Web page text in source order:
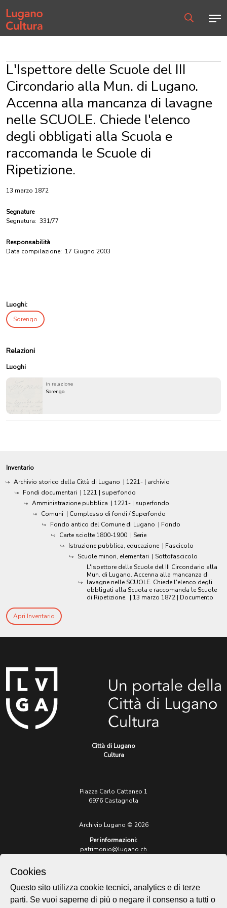
Home page
L'Ispettore delle Scuole del III
Circondario alla Mun. di Lugano.
Accenna alla mancanza di lavagne
nelle SCUOLE. Chiede l'elenco
degli obbligati alla Scuola e
raccomanda le Scuole di
Ripetizione.
13 marzo 1872
Segnature
Segnatura: 331/77
Responsabilità
Data compilazione: 17 Giugno 2003
Luoghi:
Sorengo
Relazioni
Luoghi
in relazione
Sorengo
Inventario
Archivio storico della Città di Lugano | 1221- | archivio
Fondi documentari | 1221 | superfondo
Amministrazione pubblica | 1221- | superfondo
Comuni | Complesso di fondi / Superfondo
Fondo antico del Comune di Lugano | Fondo
Carte sciolte 1800-1900 | Serie
Istruzione pubblica, educazione | Fascicolo
Scuole minori, elementari | Sottofascicolo
L'Ispettore delle Scuole del III Circondario alla
Mun. di Lugano. Accenna alla mancanza di
lavagne nelle SCUOLE. Chiede l'elenco degli
obbligati alla Scuola e raccomanda le Scuole
di Ripetizione. | 13 marzo 1872 | Documento
Apri Inventario
Città di Lugano
Cultura
Piazza Carlo Cattaneo 1
6976 Castagnola
Archivio Lugano © 2026
Per informazioni:
patrimonio@lugano.ch
lugano.ch
Cookies
Questo sito utilizza cookie tecnici, analytics e di terze
parti. Se vuoi saperne di più o negare il consenso a tutti o